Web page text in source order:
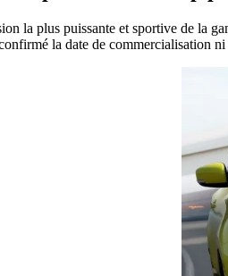
la plus puissante et sportive de la
la date de commercialisation